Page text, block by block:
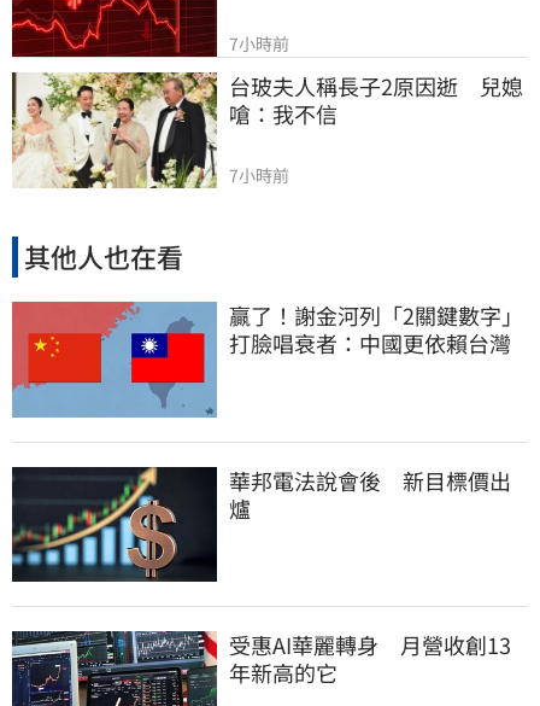
7小時前
台玻夫人稱長子2原因逝　兒媳
嗆：我不信
7小時前
其他人也在看
贏了！謝金河列「2關鍵數字」
打臉唱衰者：中國更依賴台灣
華邦電法說會後 新目標價出
爐
受惠AI華麗轉身 月營收創13
年新高的它